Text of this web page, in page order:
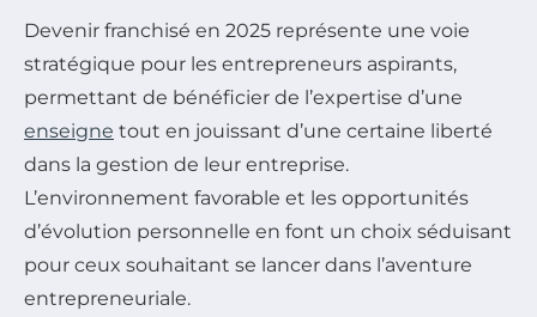
Devenir franchisé en 2025 représente une voie
stratégique pour les entrepreneurs aspirants,
permettant de bénéficier de l’expertise d’une
enseigne tout en jouissant d’une certaine liberté
dans la gestion de leur entreprise.
L’environnement favorable et les opportunités
d’évolution personnelle en font un choix séduisant
pour ceux souhaitant se lancer dans l’aventure
entrepreneuriale.